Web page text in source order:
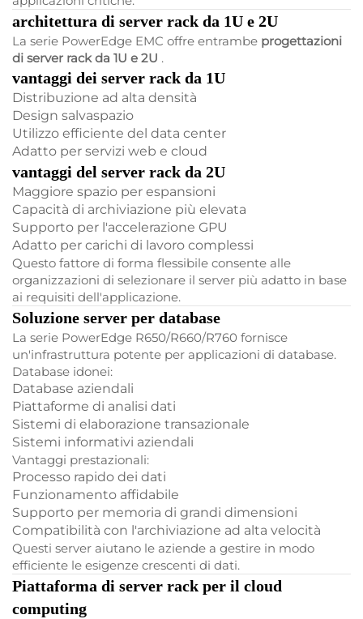
architettura di server rack da 1U e 2U
La serie PowerEdge EMC offre entrambe progettazioni
di server rack da 1U e 2U .
vantaggi dei server rack da 1U
Distribuzione ad alta densità
Design salvaspazio
Utilizzo efficiente del data center
Adatto per servizi web e cloud
vantaggi del server rack da 2U
Maggiore spazio per espansioni
Capacità di archiviazione più elevata
Supporto per l'accelerazione GPU
Adatto per carichi di lavoro complessi
Questo fattore di forma flessibile consente alle
organizzazioni di selezionare il server più adatto in base
ai requisiti dell'applicazione.
Soluzione server per database
La serie PowerEdge R650/R660/R760 fornisce
un'infrastruttura potente per applicazioni di database.
Database idonei:
Database aziendali
Piattaforme di analisi dati
Sistemi di elaborazione transazionale
Sistemi informativi aziendali
Vantaggi prestazionali:
Processo rapido dei dati
Funzionamento affidabile
Supporto per memoria di grandi dimensioni
Compatibilità con l'archiviazione ad alta velocità
Questi server aiutano le aziende a gestire in modo
efficiente le esigenze crescenti di dati.
Piattaforma di server rack per il cloud
computing